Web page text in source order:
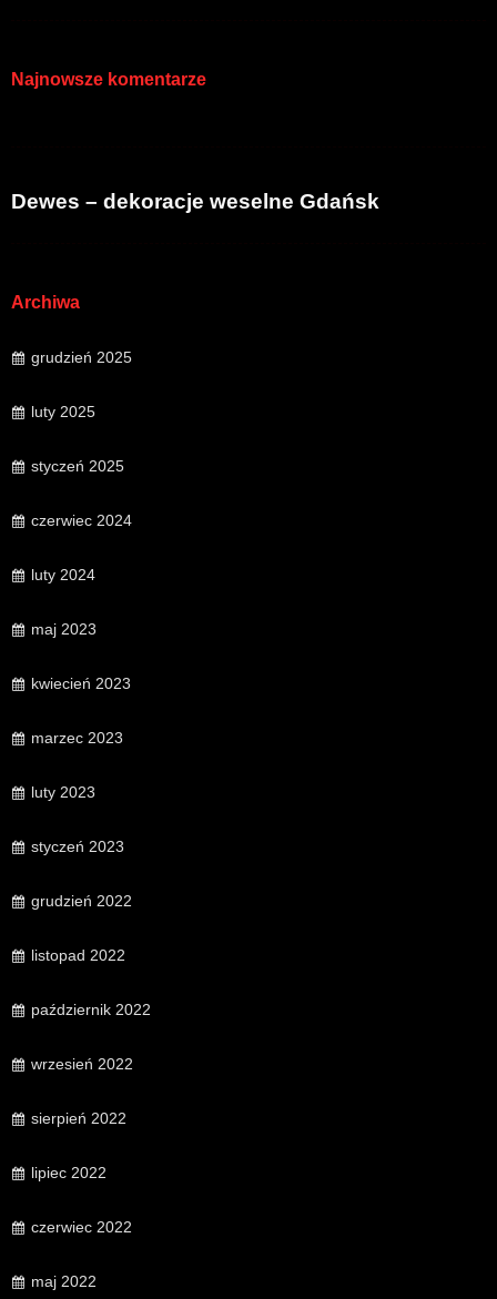
Najnowsze komentarze
Dewes – dekoracje weselne Gdańsk
Archiwa
grudzień 2025
luty 2025
styczeń 2025
czerwiec 2024
luty 2024
maj 2023
kwiecień 2023
marzec 2023
luty 2023
styczeń 2023
grudzień 2022
listopad 2022
październik 2022
wrzesień 2022
sierpień 2022
lipiec 2022
czerwiec 2022
maj 2022